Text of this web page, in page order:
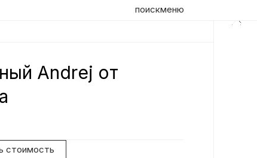
поискменю
Andrej от
стоимость